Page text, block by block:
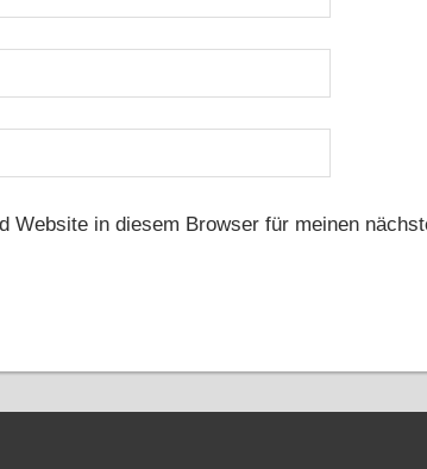
Website in diesem Browser für meinen